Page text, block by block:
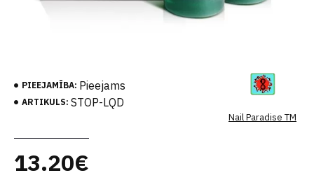
PIEEJAMĪBA: Pieejams
ARTIKULS: STOP-LQD
Nail Paradise TM
13.20€